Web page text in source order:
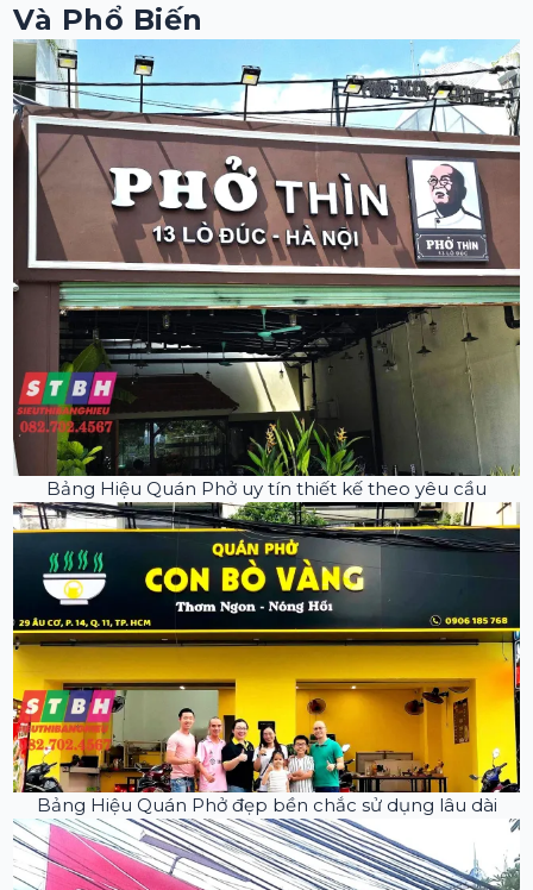
Và Phổ Biến
Bảng Hiệu Quán Phở uy tín thiết kế theo yêu cầu
Bảng Hiệu Quán Phở đẹp bền chắc sử dụng lâu dài